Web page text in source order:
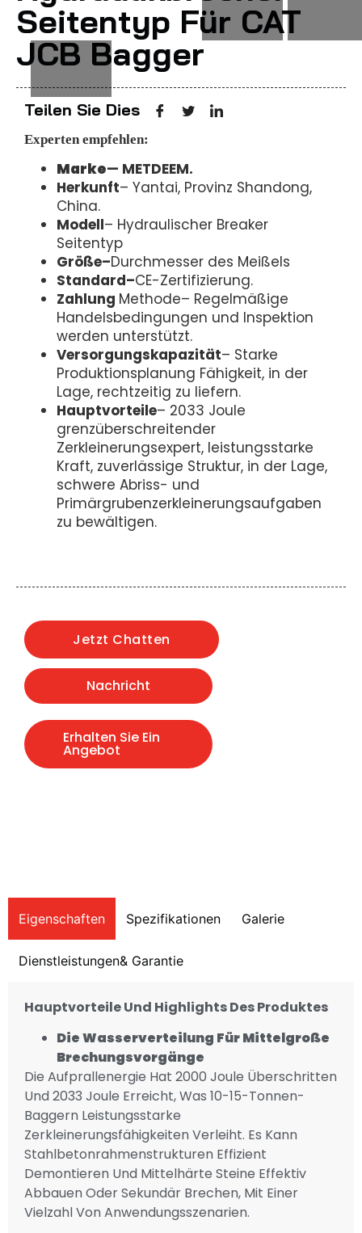
Seitentyp Für CAT
JCB Bagger
Teilen Sie Dies
Experten empfehlen:
Marke— METDEEM.
Herkunft– Yantai, Provinz Shandong,
China.
Modell– Hydraulischer Breaker
Seitentyp
Größe–Durchmesser des Meißels
Standard–CE-Zertifizierung.
Zahlung Methode– Regelmäßige
Handelsbedingungen und Inspektion
werden unterstützt.
Versorgungskapazität– Starke
Produktionsplanung Fähigkeit, in der
Lage, rechtzeitig zu liefern.
Hauptvorteile– 2033 Joule
grenzüberschreitender
Zerkleinerungsexpert, leistungsstarke
Kraft, zuverlässige Struktur, in der Lage,
schwere Abriss- und
Primärgrubenzerkleinerungsaufgaben
zu bewältigen.
Jetzt Chatten
Nachricht
Erhalten Sie Ein
Angebot
Eigenschaften Spezifikationen Galerie
Dienstleistungen& Garantie
HauptvorteileUnd Highlights Des Produktes
Die Wasserverteilung Für Mittelgroße
Brechungsvorgänge
Die Aufprallenergie Hat 2000 Joule Überschritten
Und 2033 Joule Erreicht, Was 10-15-Tonnen-
Baggern Leistungsstarke
Zerkleinerungsfähigkeiten Verleiht. Es Kann
Stahlbetonrahmenstrukturen Effizient
Demontieren Und Mittelhärte Steine Effektiv
Abbauen Oder Sekundär Brechen, Mit Einer
Vielzahl Von Anwendungsszenarien.